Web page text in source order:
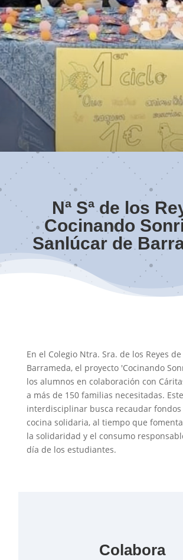
Nª Sª de los
Cocinando
Sanlúcar de
En el Colegio Ntra. Sra. de los Reyes
Barrameda, el proyecto 'Cocinando
los alumnos en colaboración con
a más de 150 familias necesitadas.
interdisciplinar busca recaudar fondos
cocina solidaria, al tiempo que
la solidaridad y el consumo
día de los estudiantes.
Colabora